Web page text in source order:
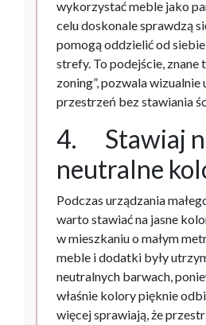
wykorzystać meble jako
celu doskonale sprawdzą
pomogą oddzielić od
strefy. To podejście, znane
zoning”, pozwala
przestrzeń bez stawiania
4. Stawiaj
neutralne
Podczas urządzania
warto stawiać na jasne
w mieszkaniu o małym
meble i dodatki były
neutralnych barwach,
właśnie kolory pięknie
więcej sprawiają, że